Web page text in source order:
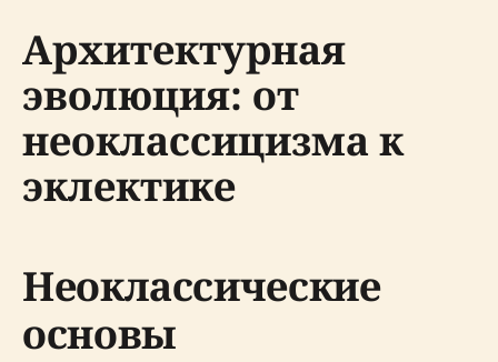
Архитектурная
эволюция: от
неоклассицизма к
эклектике
Неоклассические
основы